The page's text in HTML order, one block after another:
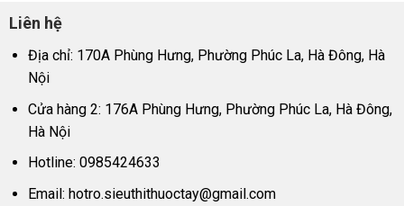
Liên hệ
Địa chỉ: 170A Phùng Hưng, Phường Phúc La, Hà Đông, Hà
Nội
Cửa hàng 2: 176A Phùng Hưng, Phường Phúc La, Hà Đông,
Hà Nội
Hotline: 0985424633
Email: hotro.sieuthithuoctay@gmail.com